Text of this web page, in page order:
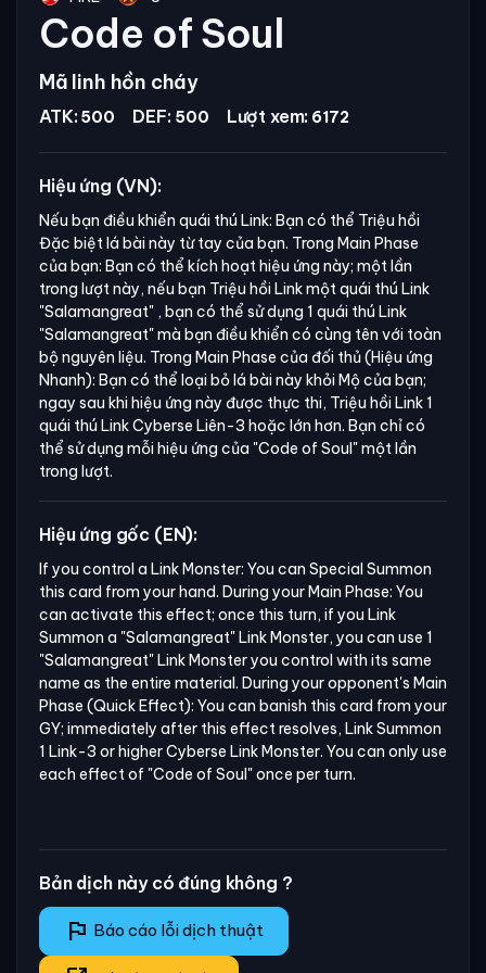
Code of Soul
Mã linh hồn cháy
ATK: 500 DEF: 500 Lượt xem: 6172
Hiệu ứng (VN):
Nếu bạn điều khiển quái thú Link: Bạn có thể Triệu hồi
Đặc biệt lá bài này từ tay của bạn. Trong Main Phase
của bạn: Bạn có thể kích hoạt hiệu ứng này; một lần
trong lượt này, nếu bạn Triệu hồi Link một quái thú Link
"Salamangreat" , bạn có thể sử dụng 1 quái thú Link
"Salamangreat"mà bạn điều khiển có cùng tên với toàn
bộ nguyên liệu. Trong Main Phase của đối thủ (Hiệu ứng
Nhanh): Bạn có thể loại bỏ lá bài này khỏi Mộ của bạn;
ngay sau khi hiệu ứng này được thực thi, Triệu hồi Link 1
quái thú Link Cyberse Liên-3 hoặc lớn hơn. Bạn chỉ có
thể sử dụng mỗi hiệu ứng của "Code of Soul"một lần
trong lượt.
Hiệu ứng gốc (EN):
If you control a Link Monster: You can Special Summon
this card from your hand. During your Main Phase: You
can activate this effect; once this turn, if you Link
Summon a "Salamangreat" Link Monster, you can use 1
"Salamangreat" Link Monster you control with its same
name as the entire material. During your opponent's Main
Phase (Quick Effect): You can banish this card from your
GY; immediately after this effect resolves, Link Summon
1 Link-3 or higher Cyberse Link Monster. You can only use
each effect of "Code of Soul" once per turn.
Bản dịch này có đúng không ?
flag Báo cáo lỗi dịch thuật